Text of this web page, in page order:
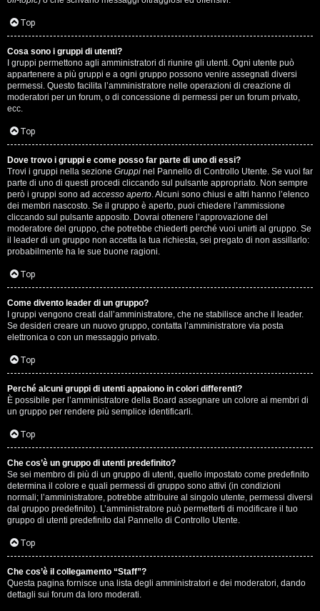
Top
Cosa sono i gruppi di utenti?
I gruppi permettono agli amministratori di riunire gli utenti. Ogni utente può
appartenere a più gruppi e a ogni gruppo possono venire assegnati diversi
permessi. Questo facilita l’amministratore nelle operazioni di creazione di
moderatori per un forum, o di concessione di permessi per un forum privato,
ecc.
Top
Dove trovo i gruppi e come posso far parte di uno di essi?
Trovi i gruppi nella sezione Gruppi nel Pannello di Controllo Utente. Se vuoi far
parte di uno di questi procedi cliccando sul pulsante appropriato. Non sempre
però i gruppi sono ad accesso aperto. Alcuni sono chiusi e altri hanno l’elenco
dei membri nascosto. Se il gruppo è aperto, puoi chiedere l’ammissione
cliccando sul pulsante apposito. Dovrai ottenere l’approvazione del
moderatore del gruppo, che potrebbe chiederti perché vuoi unirti al gruppo. Se
il leader di un gruppo non accetta la tua richiesta, sei pregato di non assillarlo:
probabilmente ha le sue buone ragioni.
Top
Come divento leader di un gruppo?
I gruppi vengono creati dall’amministratore, che ne stabilisce anche il leader.
Se desideri creare un nuovo gruppo, contatta l’amministratore via posta
elettronica o con un messaggio privato.
Top
Perché alcuni gruppi di utenti appaiono in colori differenti?
È possibile per l’amministratore della Board assegnare un colore ai membri di
un gruppo per rendere più semplice identificarli.
Top
Che cos’è un gruppo di utenti predefinito?
Se sei membro di più di un gruppo di utenti, quello impostato come predefinito
determina il colore e quali permessi di gruppo sono attivi (in condizioni
normali; l’amministratore, potrebbe attribuire al singolo utente, permessi diversi
dal gruppo predefinito). L’amministratore può permetterti di modificare il tuo
gruppo di utenti predefinito dal Pannello di Controllo Utente.
Top
Che cos’è il collegamento “Staff”?
Questa pagina fornisce una lista degli amministratori e dei moderatori, dando
dettagli sui forum da loro moderati.
i
M
u
s
i
c
a
l
i
.
.
.
D
i
t
u
t
t
o
u
n
p
ò